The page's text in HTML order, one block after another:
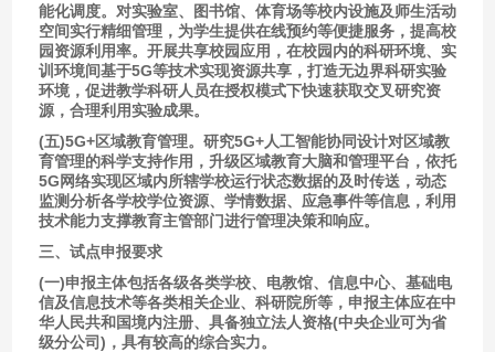
能化调度。对实验室、图书馆、体育场等校内设施及师生活动
空间实行精细管理，为学生提供在线预约等便捷服务，提高校
园资源利用率。开展共享校园应用，在校园内的科研环境、实
训环境间基于5G等技术实现资源共享，打造无边界科研实验
环境，促进教学科研人员在授权模式下快速获取交叉研究资
源，合理利用实验成果。
(五)5G+区域教育管理。研究5G+人工智能协同设计对区域教
育管理的科学支持作用，升级区域教育大脑和管理平台，依托
5G网络实现区域内所辖学校运行状态数据的及时传送，动态
监测分析各学校学位资源、学情数据、应急事件等信息，利用
技术能力支撑教育主管部门进行管理决策和响应。
三、试点申报要求
(一)申报主体包括各级各类学校、电教馆、信息中心、基础电
信及信息技术等各类相关企业、科研院所等，申报主体应在中
华人民共和国境内注册、具备独立法人资格(中央企业可为省
级分公司)，具有较高的综合实力。